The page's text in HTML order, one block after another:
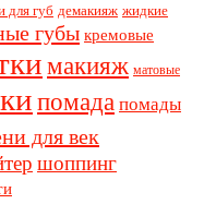
для губ демакияж жидкие
губы кремовые
макияж матовые
помада помады
для век
шоппинг